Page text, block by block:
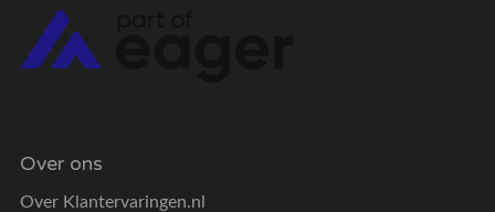
Over ons
Over Klantervaringen.nl